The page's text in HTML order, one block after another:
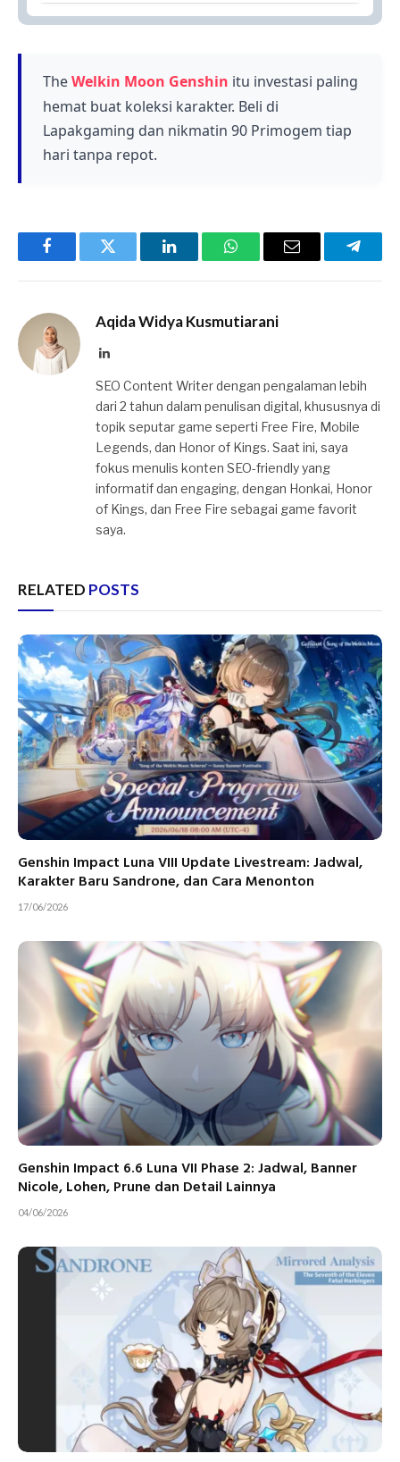
Scaramouche populer karena karakternya yang
TheWelkin Moon Genshin itu investasi paling
hemat buat koleksi karakter. Beli di
Lapakgaming dan nikmatin 90 Primogem tiap
hari tanpa repot.
FacebookTwitter LinkedInWhatsAppEmail
Aqida Widya Kusmutiarani
LinkedIn
SEO Content Writer dengan pengalaman lebih
dari 2 tahun dalam penulisan digital, khususnya di
topik seputar game seperti Free Fire, Mobile
Legends, dan Honor of Kings. Saat ini, saya
fokus menulis konten SEO-friendly yang
informatif dan engaging, dengan Honkai, Honor
of Kings, dan Free Fire sebagai game favorit
saya.
RELATED POSTS
Genshin Impact Luna VIII Update Livestream: Jadwal,
Karakter Baru Sandrone, dan Cara Menonton
17/06/2026
Genshin Impact 6.6 Luna VII Phase 2: Jadwal, Banner
Nicole, Lohen, Prune dan Detail Lainnya
04/06/2026